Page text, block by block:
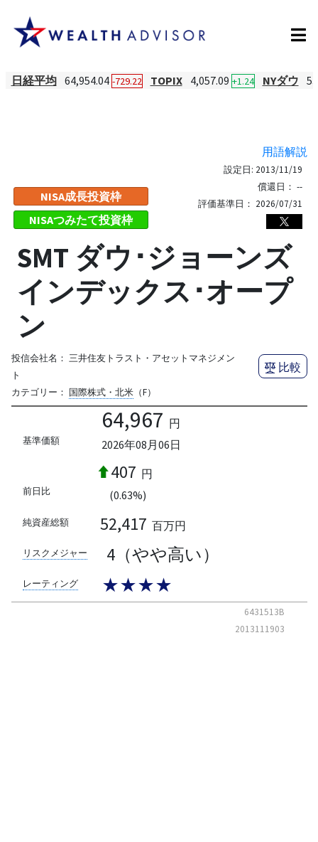
日経平均 64,954.04 -729.22 TOPIX 4,057.09 +1.24 NYダウ
用語解説
NISA成長投資枠
NISAつみたて投資枠
設定日: 2013/11/19
償還日： --
評価基準日： 2026/07/31
SMT ダウ･ジョーンズ
インデックス･オープ
ン
投信会社名： 三井住友トラスト・アセットマネジメン
ト
カテゴリー： 国際株式・北米（F）
比較
基準価額
64,967 円
2026年08月06日
前日比
407 円
(0.63%)
純資産総額 52,417 百万円
リスクメジャー 4（やや高い）
レーティング ★★★★
6431513B
2013111903